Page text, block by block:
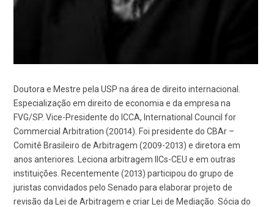
Doutora e Mestre pela USP na área de direito internacional.
Especialização em direito de economia e da empresa na
FVG/SP. Vice-Presidente do ICCA, International Council for
Commercial Arbitration (20014). Foi presidente do CBAr –
Comitê Brasileiro de Arbitragem (2009-2013) e diretora em
anos anteriores. Leciona arbitragem IICs-CEU e em outras
instituições. Recentemente (2013) participou do grupo de
juristas convidados pelo Senado para elaborar projeto de
revisão da Lei de Arbitragem e criar Lei de Mediação. Sócia do